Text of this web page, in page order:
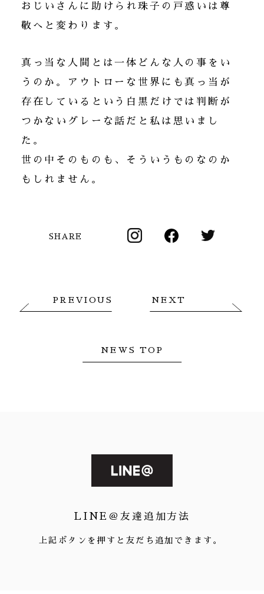
おじいさんに助けられ珠子の戸惑いは尊
敬へと変わります。
真っ当な人間とは一体どんな人の事をい
うのか。アウトローな世界にも真っ当が
存在しているという白黒だけでは判断が
つかないグレーな話だと私は思いまし
た。
世の中そのものも、そういうものなのか
もしれません。
SHARE
PREVIOUS
NEWS TOP
NEXT
LINE＠友達追加方法
上記ボタンを押すと友だち追加できます。